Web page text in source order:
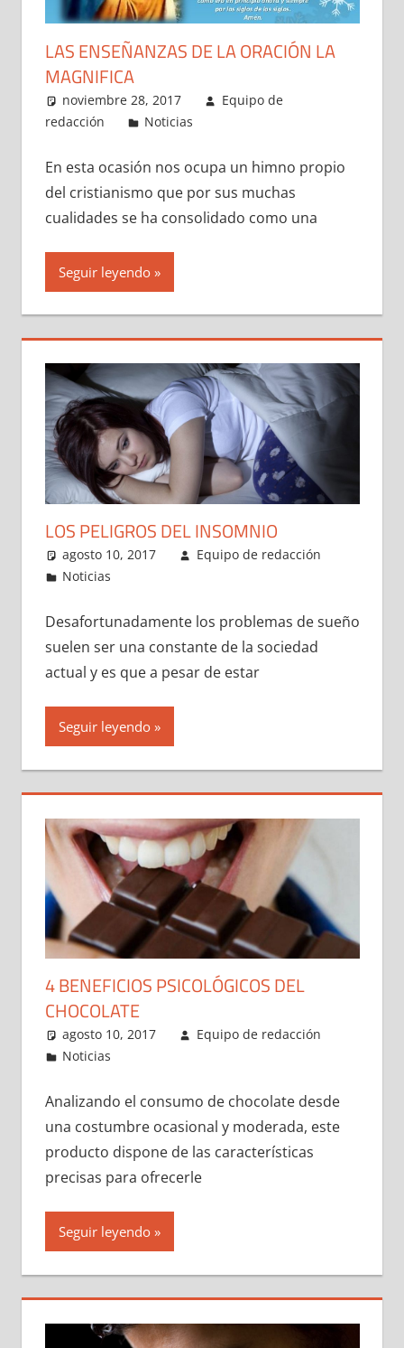
LAS ENSEÑANZAS DE LA ORACIÓN LA
MAGNIFICA
noviembre 28, 2017
Equipo de
redacción
Noticias
En esta ocasión nos ocupa un himno propio
del cristianismo que por sus muchas
cualidades se ha consolidado como una
Seguir leyendo
LOS PELIGROS DEL INSOMNIO
agosto 10, 2017
Equipo de redacción
Noticias
Desafortunadamente los problemas de sueño
suelen ser una constante de la sociedad
actual y es que a pesar de estar
Seguir leyendo
4 BENEFICIOS PSICOLÓGICOS DEL
CHOCOLATE
agosto 10, 2017
Equipo de redacción
Noticias
Analizando el consumo de chocolate desde
una costumbre ocasional y moderada, este
producto dispone de las características
precisas para ofrecerle
Seguir leyendo